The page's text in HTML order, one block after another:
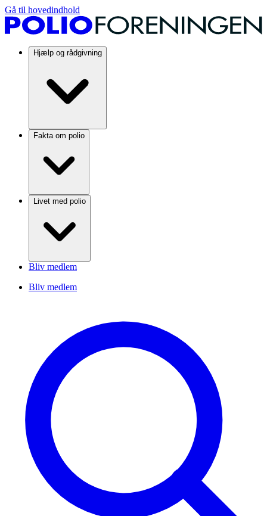
Gå til hovedindhold
Hjælp og rådgivning
Fakta om polio
Livet med polio
Bliv medlem
Bliv medlem